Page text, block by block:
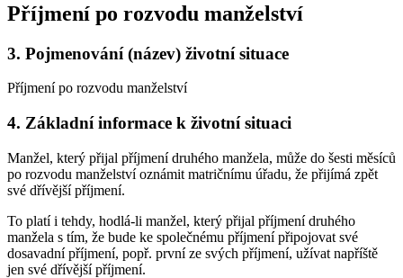
Příjmení po rozvodu manželství
3. Pojmenování (název) životní situace
Příjmení po rozvodu manželství
4. Základní informace k životní situaci
Manžel, který přijal příjmení druhého manžela, může do šesti měsíců
po rozvodu manželství oznámit matričnímu úřadu, že přijímá zpět
své dřívější příjmení.
To platí i tehdy, hodlá-li manžel, který přijal příjmení druhého
manžela s tím, že bude ke společnému příjmení připojovat své
dosavadní příjmení, popř. první ze svých příjmení, užívat napříště
jen své dřívější příjmení.